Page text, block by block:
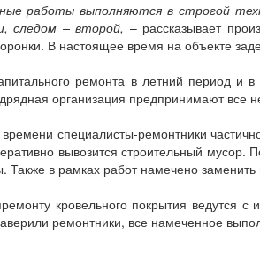
работы выполняются в строгой
следом – второй, – рассказывает
В настоящее время на объекте
ремонта в летний период и
организация предпринимают все
специалисты-ремонтники
вывозится строительный
Также в рамках работ намечено
кровельного покрытия ведутся
ремонтники, все намеченное